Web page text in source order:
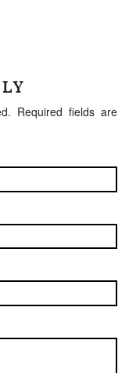
Required fields are